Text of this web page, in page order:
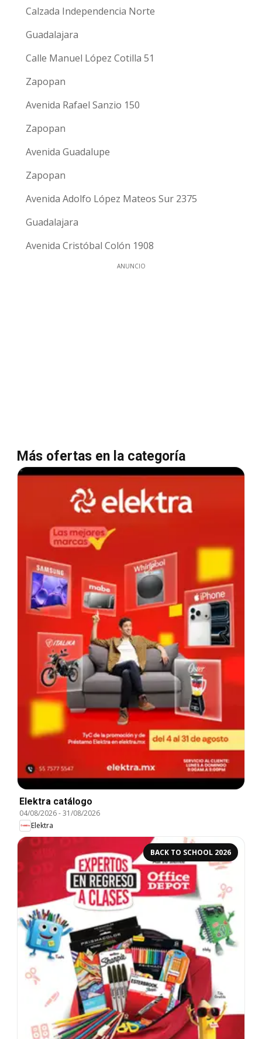
Calzada Independencia Norte
Guadalajara
Calle Manuel López Cotilla 51
Zapopan
Avenida Rafael Sanzio 150
Zapopan
Avenida Guadalupe
Zapopan
Avenida Adolfo López Mateos Sur 2375
Guadalajara
Avenida Cristóbal Colón 1908
ANUNCIO
Más ofertas en la categoría
Elektra catálogo
04/08/2026-31/08/2026
Elektra
BACK TO SCHOOL 2026